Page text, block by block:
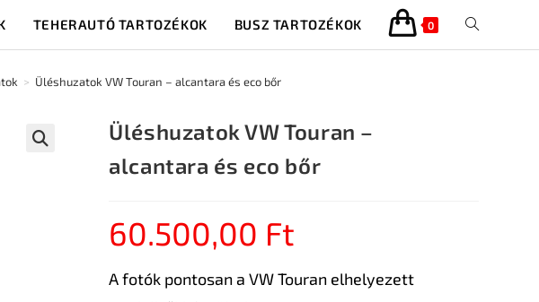
TEHERAUTÓ TARTOZÉKOK BUSZ TARTOZÉKOK 0
> Üléshuzatok VW Touran – alcantara és eco bőr
Üléshuzatok VW Touran –
alcantara és eco bőr
60.500,00 Ft
A fotók pontosan a VW Touran elhelyezett